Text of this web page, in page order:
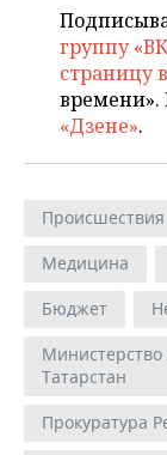
группу
страницу
«Дзене».
Происшествия
Медицина
Бюджет
Министерство
Татарстан
Прокуратура